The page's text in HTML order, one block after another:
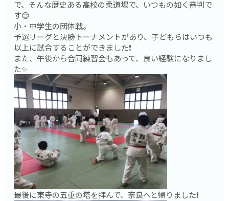
で、そんな歴史ある高校の柔道場で、いつもの如く審判で
す😊
小・中学生の団体戦。
予選リーグと決勝トーナメントがあり、子どもらはいつも
以上に試合することができました❗️
また、午後から合同練習会もあって、良い経験になりまし
た✨
最後に東寺の五重の塔を拝んで、奈良へと帰りました❗️